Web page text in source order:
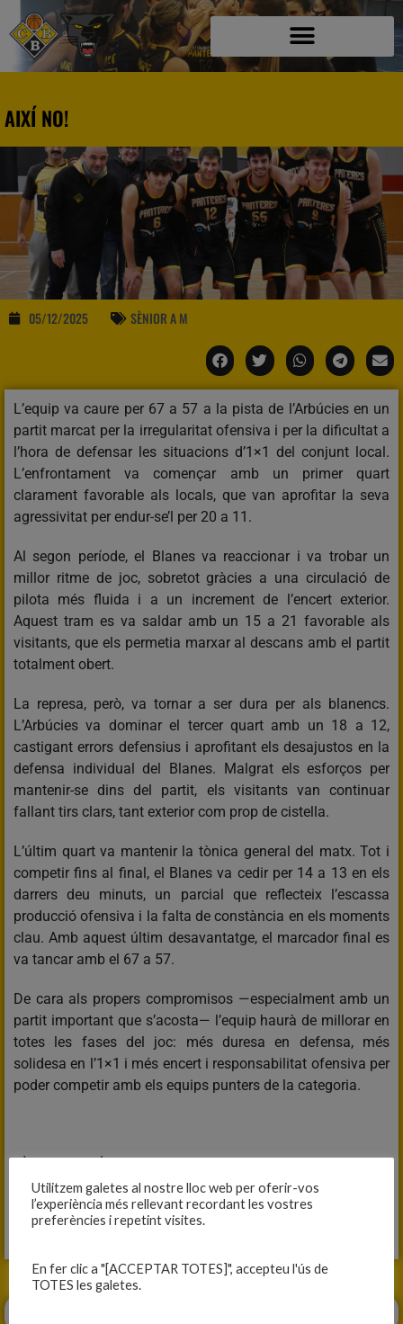
AIXÍ NO!
05/12/2025 SÈNIOR A M
L’equip va caure per 67 a 57 a la pista de l’Arbúcies en un
partit marcat per la irregularitat ofensiva i per la dificultat a
l’hora de defensar les situacions d’1×1 del conjunt local.
L’enfrontament va començar amb un primer quart
clarament favorable als locals, que van aprofitar la seva
agressivitat per endur-se’l per 20 a 11.
Al segon període, el Blanes va reaccionar i va trobar un
millor ritme de joc, sobretot gràcies a una circulació de
pilota més fluida i a un increment de l’encert exterior.
Aquest tram es va saldar amb un 15 a 21 favorable als
visitants, que els permetia marxar al descans amb el partit
totalment obert.
La represa, però, va tornar a ser dura per als blanencs.
L’Arbúcies va dominar el tercer quart amb un 18 a 12,
castigant errors defensius i aprofitant els desajustos en la
defensa individual del Blanes. Malgrat els esforços per
mantenir-se dins del partit, els visitants van continuar
fallant tirs clars, tant exterior com prop de cistella.
L’últim quart va mantenir la tònica general del matx. Tot i
competir fins al final, el Blanes va cedir per 14 a 13 en els
darrers deu minuts, un parcial que reflecteix l’escassa
producció ofensiva i la falta de constància en els moments
clau. Amb aquest últim desavantatge, el marcador final es
va tancar amb el 67 a 57.
De cara als propers compromisos —especialment amb un
partit important que s’acosta— l’equip haurà de millorar en
totes les fases del joc: més duresa en defensa, més
solidesa en l’1×1 i més encert i responsabilitat ofensiva per
poder competir amb els equips punters de la categoria.
BÀSQUET ARBÚCIES, 67
PRIMER EQUIP MASCULÍ, 57
Fitxa del partit
Utilitzem galetes al nostre lloc web per oferir-vos
l’experiència més rellevant recordant les vostres
preferències i repetint visites.
En fer clic a "[ACCEPTAR TOTES]", accepteu l'ús de
TOTES les galetes.